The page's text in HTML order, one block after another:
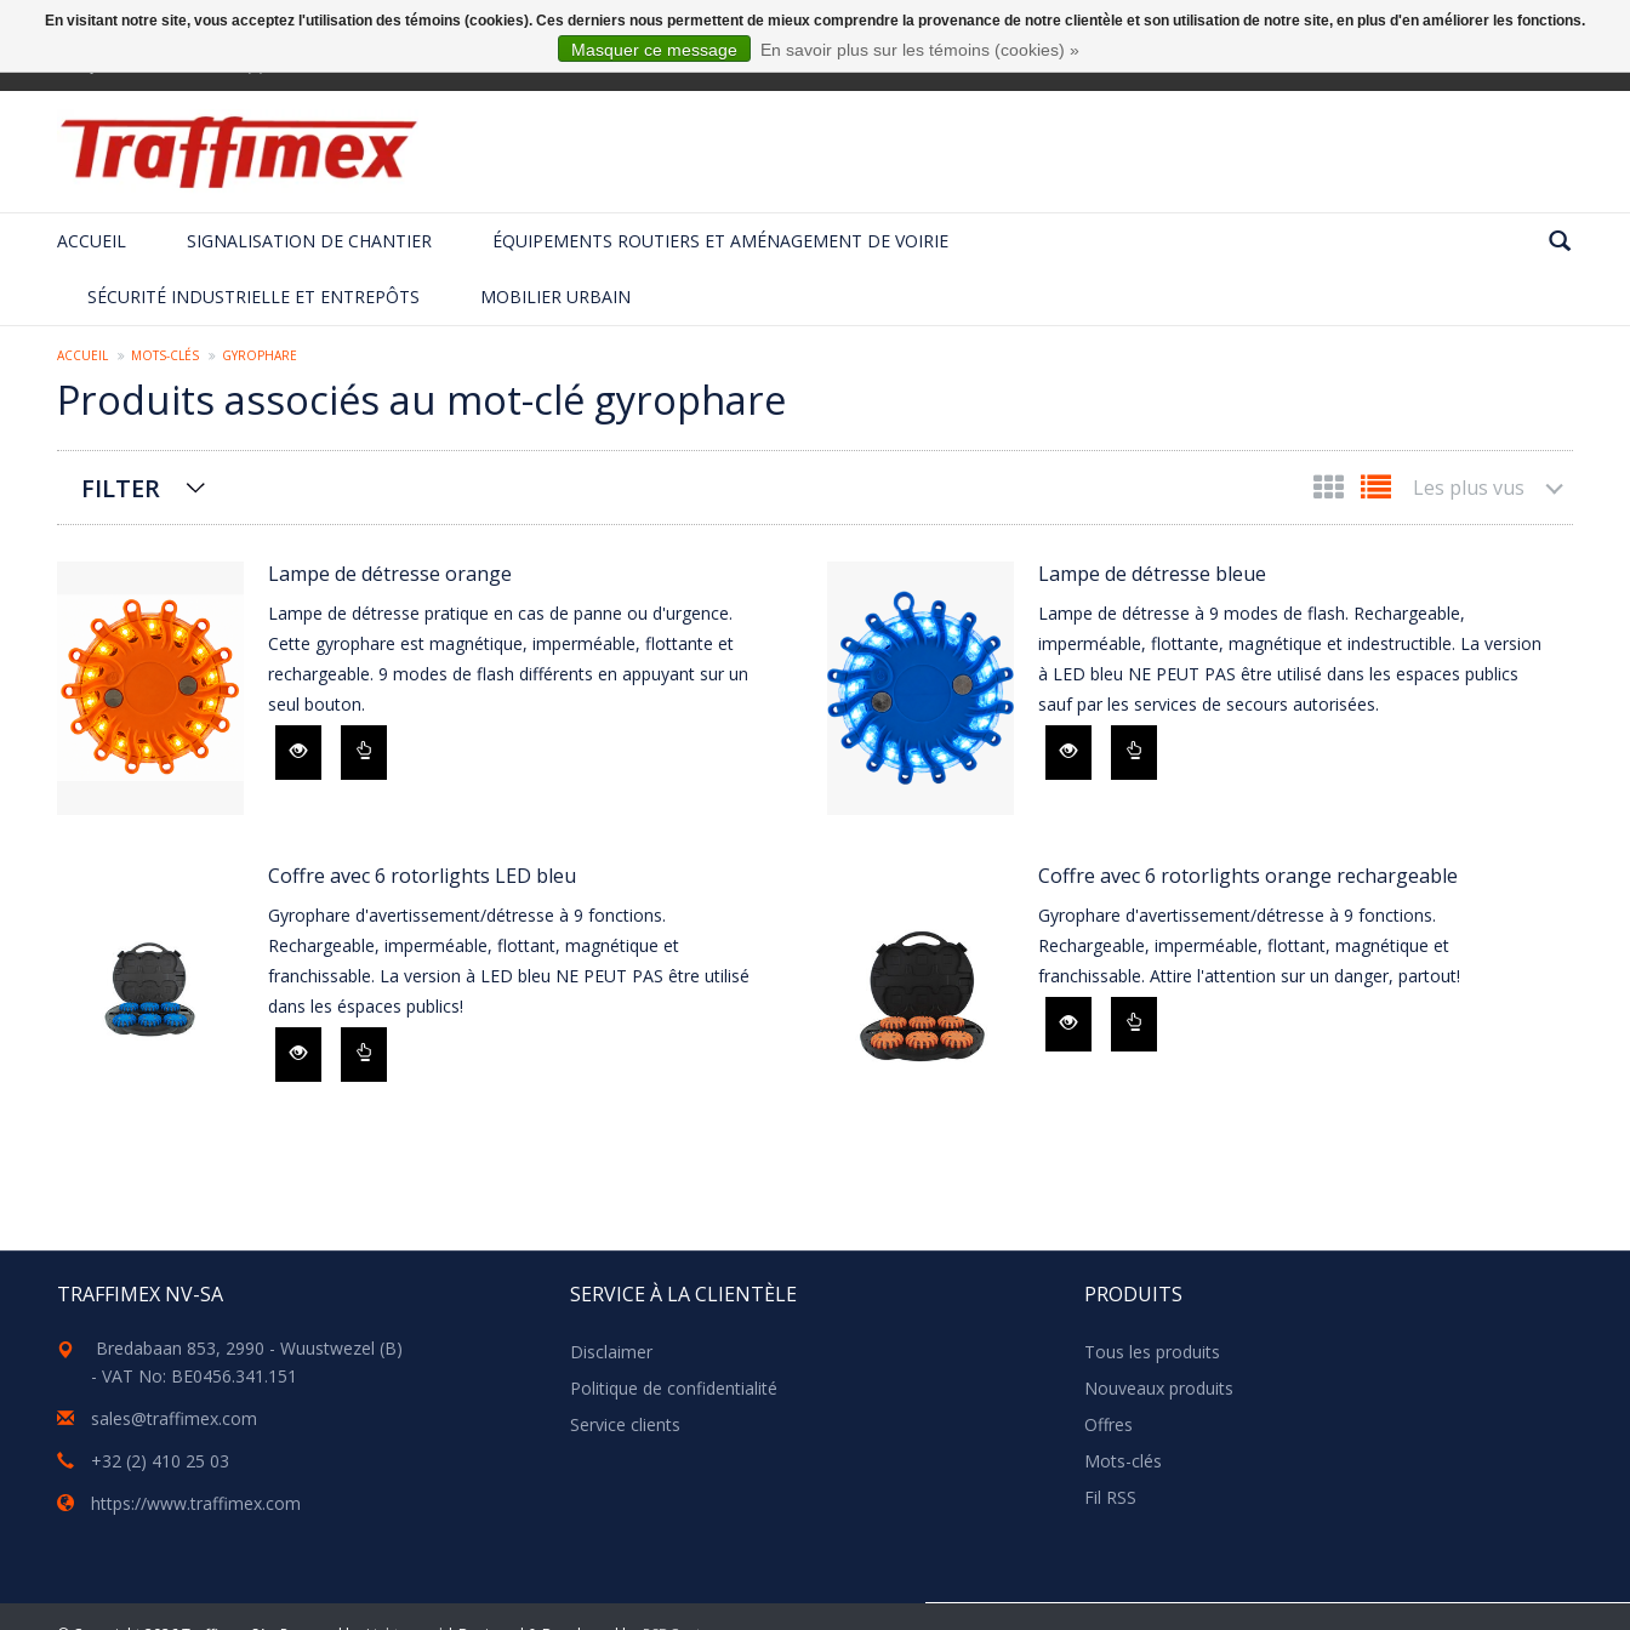
ACCUEIL SIGNALISATION DE CHANTIER ÉQUIPEMENTS ROUTIERS ET AMÉNAGEMENT DE VOIRIE
SÉCURITÉ INDUSTRIELLE ET ENTREPÔTS MOBILIER URBAIN
ACCUEIL MOTS-CLÉS GYROPHARE
Produits associés au mot-clé gyrophare
FILTER Les plus vus
Lampe de détresse orange
Lampe de détresse pratique en cas de panne ou d'urgence.
Cette gyrophare est magnétique, imperméable, flottante et
rechargeable. 9 modes de flash différents en appuyant sur un
seul bouton.
Lampe de détresse bleue
Lampe de détresse à 9 modes de flash. Rechargeable,
imperméable, flottante, magnétique et indestructible. La version
à LED bleu NE PEUT PAS être utilisé dans les espaces publics
sauf par les services de secours autorisées.
Coffre avec 6 rotorlights LED bleu
Gyrophare d'avertissement/détresse à 9 fonctions.
Rechargeable, imperméable, flottant, magnétique et
franchissable. La version à LED bleu NE PEUT PAS être utilisé
dans les éspaces publics!
Coffre avec 6 rotorlights orange rechargeable
Gyrophare d'avertissement/détresse à 9 fonctions.
Rechargeable, imperméable, flottant, magnétique et
franchissable. Attire l'attention sur un danger, partout!
TRAFFIMEX NV-SA
Bredabaan 853, 2990 - Wuustwezel (B)
- VAT No: BE0456.341.151
sales@traffimex.com
+32 (2) 410 25 03
https://www.traffimex.com
SERVICE À LA CLIENTÈLE
Disclaimer
Politique de confidentialité
Service clients
PRODUITS
Tous les produits
Nouveaux produits
Offres
Mots-clés
Fil RSS
En visitant notre site, vous acceptez l'utilisation des témoins (cookies). Ces derniers nous permettent de mieux comprendre la provenance de notre clientèle et son utilisation de notre site, en plus d'en améliorer les fonctions.
Masquer ce message En savoir plus sur les témoins (cookies) »